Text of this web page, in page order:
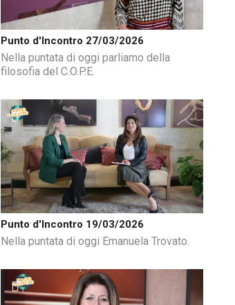
Punto d'Incontro 27/03/2026
Nella puntata di oggi parliamo della
filosofia del C.O.P.E.
Punto d'Incontro 19/03/2026
Nella puntata di oggi Emanuela Trovato.